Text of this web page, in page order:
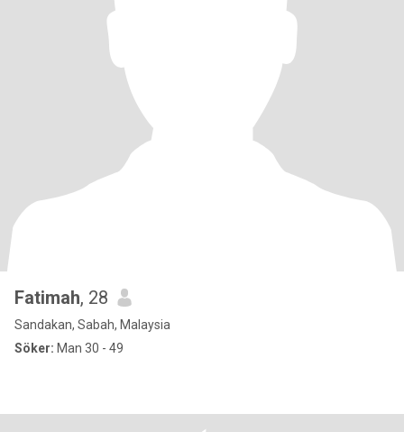
Fatimah, 28
Sandakan, Sabah, Malaysia
Söker: Man 30 - 49